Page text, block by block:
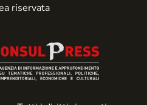
riservata